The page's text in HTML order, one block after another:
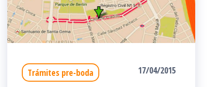
Trámites pre-boda 17/04/2015